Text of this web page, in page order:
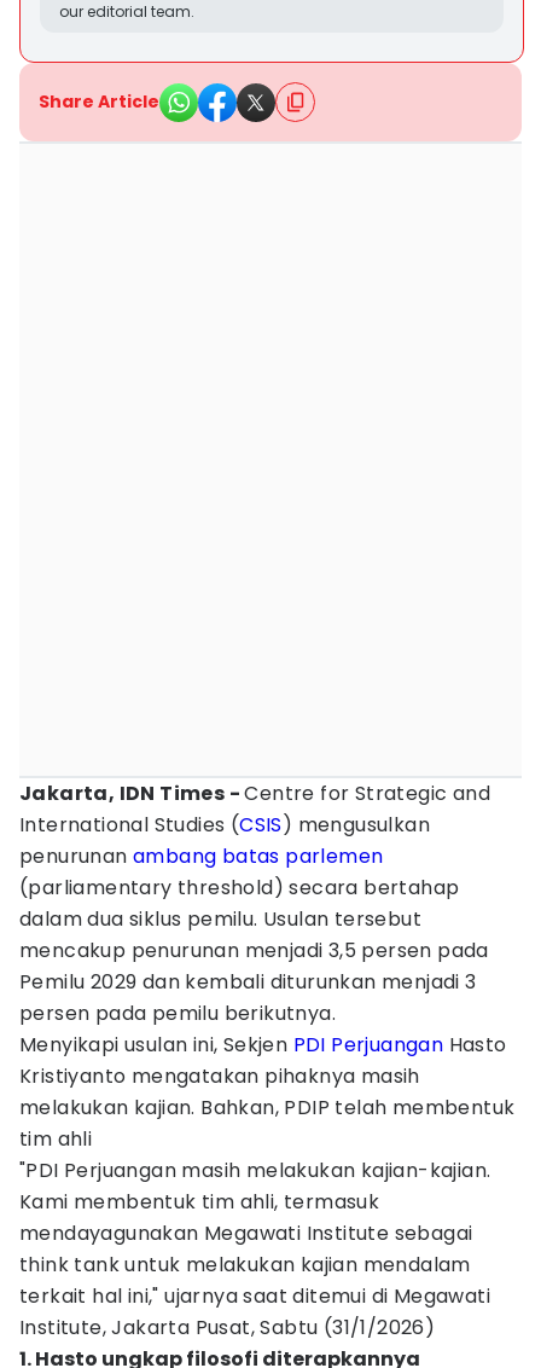
our editorial team.
Share Article
Jakarta, IDN Times -Centre for Strategic and
International Studies (CSIS) mengusulkan
penurunanambang batas parlemen
(parliamentary threshold) secara bertahap
dalam dua siklus pemilu. Usulan tersebut
mencakup penurunan menjadi 3,5 persen pada
Pemilu 2029 dan kembali diturunkan menjadi 3
persen pada pemilu berikutnya.
Menyikapi usulan ini, Sekjen PDI Perjuangan Hasto
Kristiyanto mengatakan pihaknya masih
melakukan kajian. Bahkan, PDIP telah membentuk
tim ahli
"PDI Perjuangan masih melakukan kajian-kajian.
Kami membentuk tim ahli, termasuk
mendayagunakan Megawati Institute sebagai
think tank untuk melakukan kajian mendalam
terkait hal ini," ujarnya saat ditemui di Megawati
Institute, Jakarta Pusat, Sabtu (31/1/2026)
1. Hasto ungkap filosofi diterapkannya